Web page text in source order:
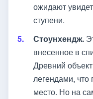
ожидают
ступени.
Стоунхендж.
внесенное в
Древний
легендами, что
место. Но на